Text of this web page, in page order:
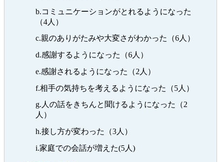
b.コミュニケーションがとれるようになった
（4人）
c.親のありがたみや大変さがわかった（6人）
d.感謝するようになった（6人）
e.感謝されるようになった（2人）
f.相手の気持ちを考えるようになった（5人）
g.人の話をきちんと聞けるようになった（2
人）
h.接し方が変わった（3人）
i.家庭での会話が増えた(5人)